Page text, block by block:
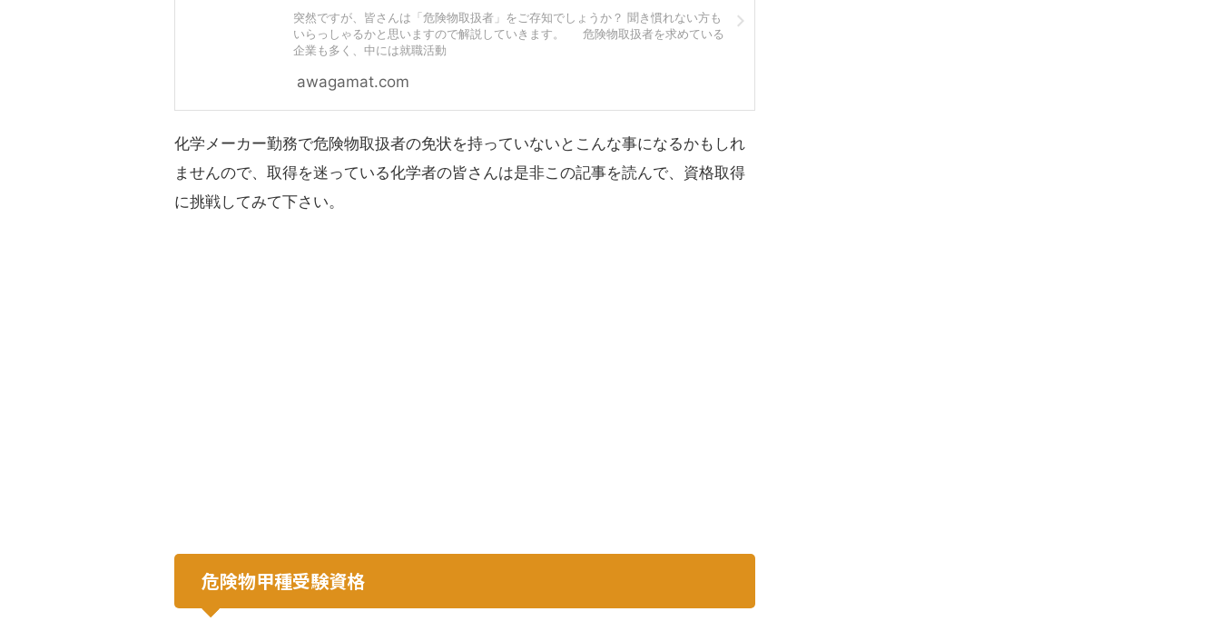
突然ですが、皆さんは「危険物取扱者」をご存知でしょうか？ 聞き慣れない方も
いらっしゃるかと思いますので解説していきます。 危険物取扱者を求めている
企業も多く、中には就職活動
awagamat.com
化学メーカー勤務で危険物取扱者の免状を持っていないとこんな事になるかもしれ
ませんので、取得を迷っている化学者の皆さんは是非この記事を読んで、資格取得
に挑戦してみて下さい。
危険物甲種受験資格